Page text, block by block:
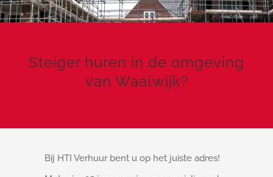
Steiger huren in de omgeving
van Waalwijk?
Bij HTI Verhuur bent u op het juiste adres!